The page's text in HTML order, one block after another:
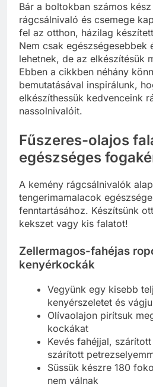
Bár a boltokban számos
rágcsálnivaló és csemege
fel az otthon, házilag
Nem csak egészségesebbek
lehetnek, de az elkészítésük
Ebben a cikkben néhány
bemutatásával inspirálunk,
elkészíthessük kedvenceink
nassolnivalóit.
Fűszeres-olajos
egészséges
A kemény rágcsálnivalók
tengerimamalacok
fenntartásához. Készítsünk
kekszet vagy kis falatot!
Zellermagos-fahéjas
kenyérkockák
Vegyünk egy kisebb
kenyérszeletet és
Olívaolajon pirítsuk
kockákat
Kevés fahéjjal,
szárított
Süssük készre 180
nem válnak